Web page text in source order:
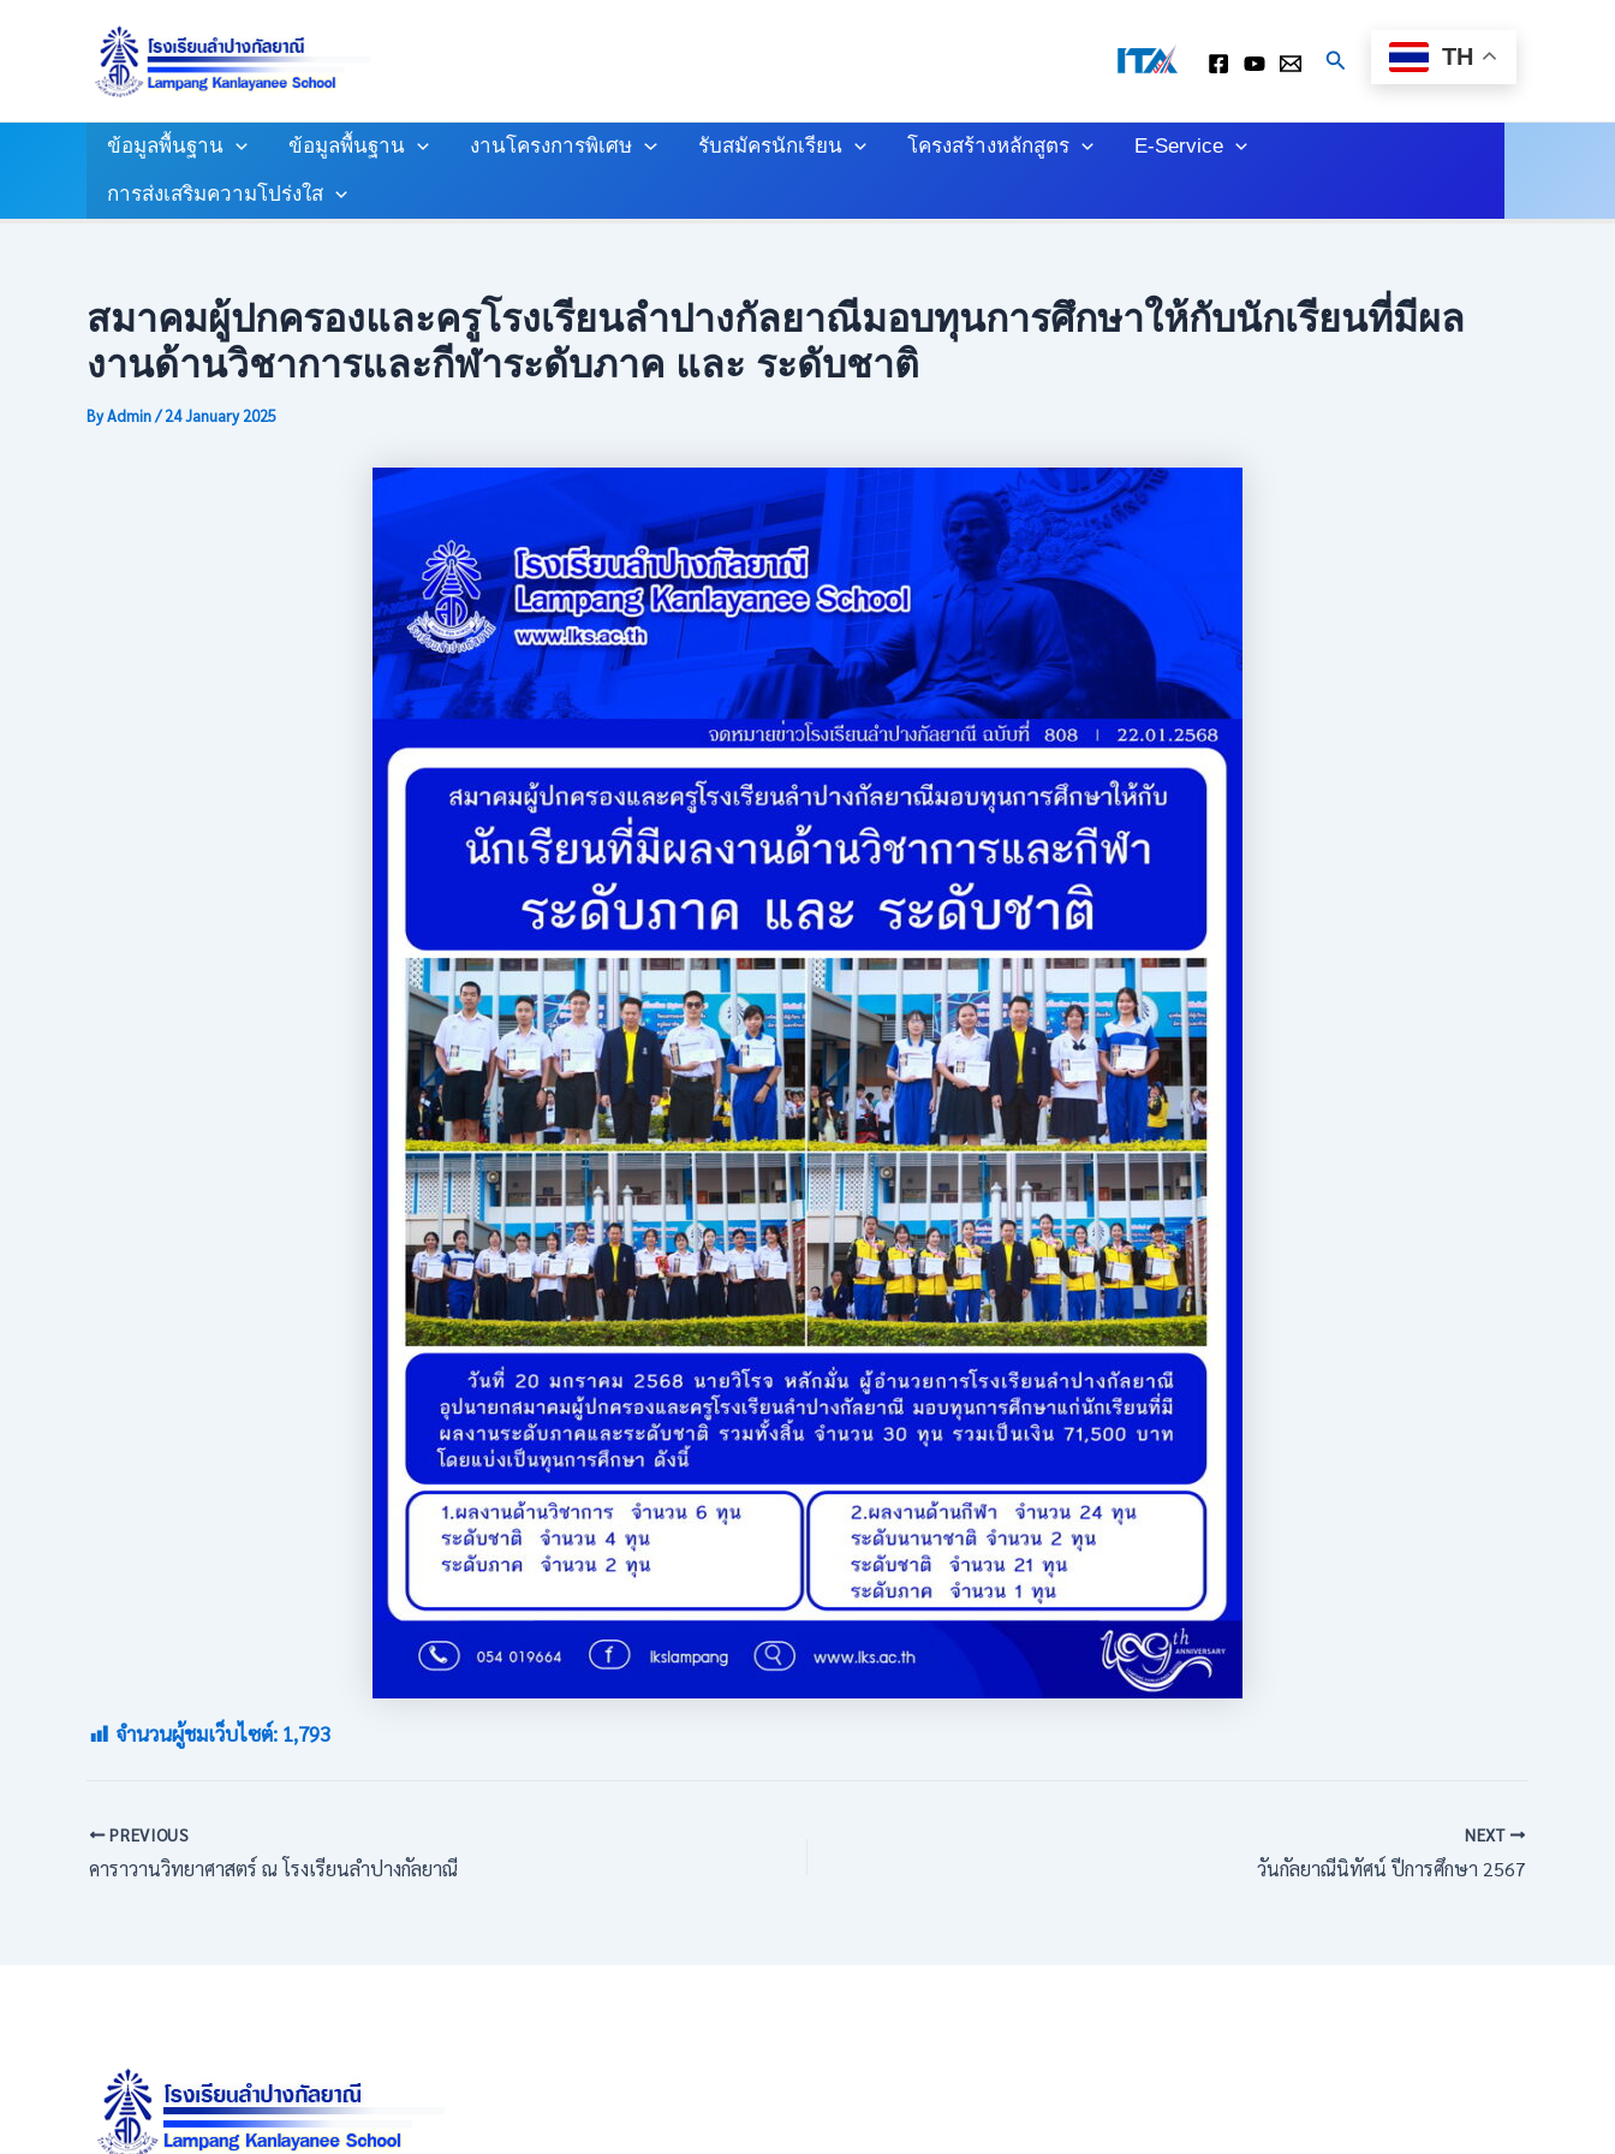
Search TH
ข้อมูลพื้นฐาน ข้อมูลพื้นฐาน งานโครงการพิเศษ รับสมัครนักเรียน โครงสร้างหลักสูตร E-Service
การส่งเสริมความโปร่งใส
สมาคมผู้ปกครองและครูโรงเรียนลำปางกัลยาณีมอบทุนการศึกษาให้กับนักเรียนที่มีผล
งานด้านวิชาการและกีฬาระดับภาค และ ระดับชาติ
ByAdmin/24 January 2025
จำนวนผู้ชมเว็บไซต์: 1,793
Navigation
PREVIOUS
คาราวานวิทยาศาสตร์ ณ โรงเรียนลำปางกัลยาณี
NEXT
วันกัลยาณีนิทัศน์ ปีการศึกษา 2567